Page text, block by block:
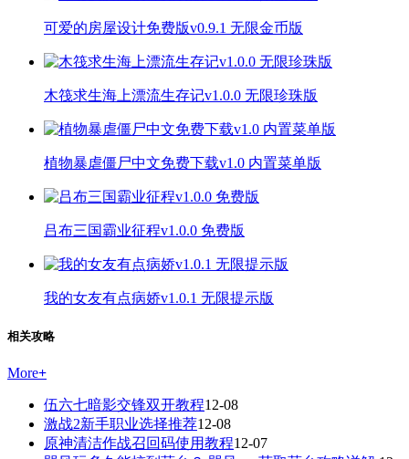
可爱的房屋设计免费版v0.9.1 无限金币版
木筏求生海上漂流生存记v1.0.0 无限珍珠版
植物暴虐僵尸中文免费下载v1.0 内置菜单版
吕布三国霸业征程v1.0.0 免费版
我的女友有点病娇v1.0.1 无限提示版
相关攻略
More+
伍六七暗影交锋双开教程12-08
激战2新手职业选择推荐12-08
原神清洁作战召回码使用教程12-07